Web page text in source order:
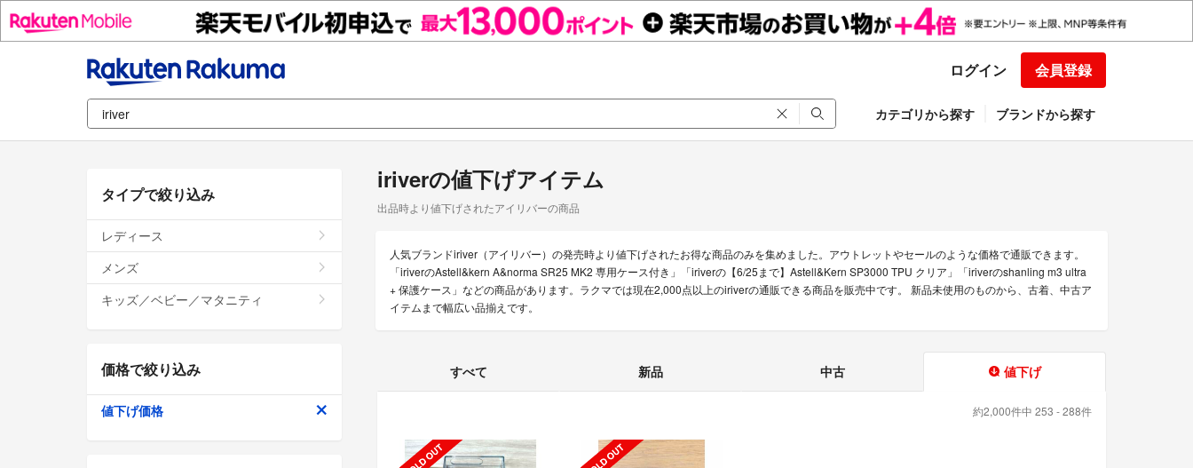
ログイン 会員登録
カテゴリから探す ブランドから探す
iriverの値下げアイテム
出品時より値下げされたアイリバーの商品
人気ブランドiriver（アイリバー）の発売時より値下げされたお得な商品のみを集めました。アウトレットやセールのような価格で通販できます。
「iriverのAstell&kern A&norma SR25 MK2 専用ケース付き」「iriverの【6/25まで】Astell&Kern SP3000 TPU クリア」「iriverのshanling m3 ultra
+ 保護ケース」などの商品があります。ラクマでは現在2,000点以上のiriverの通販できる商品を販売中です。 新品未使用のものから、古着、中古ア
イテムまで幅広い品揃えです。
すべて 新品 中古 値下げ
約2,000件中 253 - 288件
タイプで絞り込み
レディース
メンズ
キッズ／ベビー／マタニティ
価格で絞り込み
値下げ価格